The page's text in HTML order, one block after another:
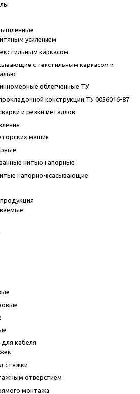
усилением
каркасом
с текстильным каркасом и
облегченные ТУ
конструкции ТУ 0056016-87
и резки металлов
машин
нитью напорные
напорно-всасывающие
кабеля
стяжки
отверстием
монтажа